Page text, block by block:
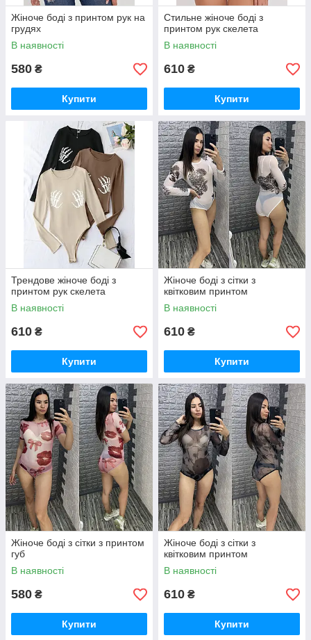
Жіноче боді з принтом рук на
грудях
В наявності
580 ₴
Купити
Стильне жіноче боді з
принтом рук скелета
В наявності
610 ₴
Купити
Трендове жіноче боді з
принтом рук скелета
В наявності
610 ₴
Купити
Жіноче боді з сітки з
квітковим принтом
В наявності
610 ₴
Купити
Жіноче боді з сітки з принтом
губ
В наявності
580 ₴
Купити
Жіноче боді з сітки з
квітковим принтом
В наявності
610 ₴
Купити